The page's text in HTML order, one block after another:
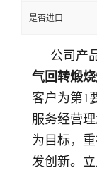
是否进口
公司产
气回转煅
客户为第1
服务经营
为目标，
发创新。